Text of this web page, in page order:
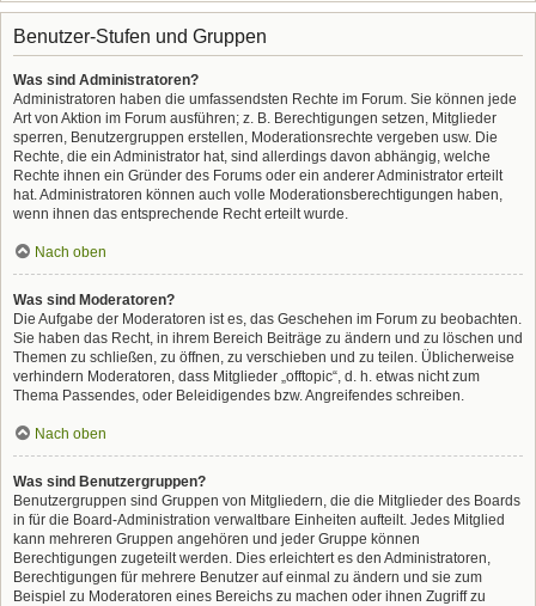
Benutzer-Stufen und Gruppen
Was sind Administratoren?
Administratoren haben die umfassendsten Rechte im Forum. Sie können jede
Art von Aktion im Forum ausführen; z. B. Berechtigungen setzen, Mitglieder
sperren, Benutzergruppen erstellen, Moderationsrechte vergeben usw. Die
Rechte, die ein Administrator hat, sind allerdings davon abhängig, welche
Rechte ihnen ein Gründer des Forums oder ein anderer Administrator erteilt
hat. Administratoren können auch volle Moderationsberechtigungen haben,
wenn ihnen das entsprechende Recht erteilt wurde.
Nach oben
Was sind Moderatoren?
Die Aufgabe der Moderatoren ist es, das Geschehen im Forum zu beobachten.
Sie haben das Recht, in ihrem Bereich Beiträge zu ändern und zu löschen und
Themen zu schließen, zu öffnen, zu verschieben und zu teilen. Üblicherweise
verhindern Moderatoren, dass Mitglieder „offtopic“, d. h. etwas nicht zum
Thema Passendes, oder Beleidigendes bzw. Angreifendes schreiben.
Nach oben
Was sind Benutzergruppen?
Benutzergruppen sind Gruppen von Mitgliedern, die die Mitglieder des Boards
in für die Board-Administration verwaltbare Einheiten aufteilt. Jedes Mitglied
kann mehreren Gruppen angehören und jeder Gruppe können
Berechtigungen zugeteilt werden. Dies erleichtert es den Administratoren,
Berechtigungen für mehrere Benutzer auf einmal zu ändern und sie zum
Beispiel zu Moderatoren eines Bereichs zu machen oder ihnen Zugriff zu